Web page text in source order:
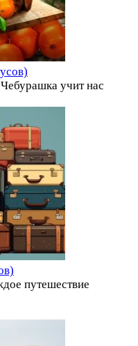
учит нас
путешествие